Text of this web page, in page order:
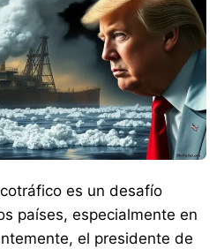
es un desafío
países, especialmente en
el presidente de